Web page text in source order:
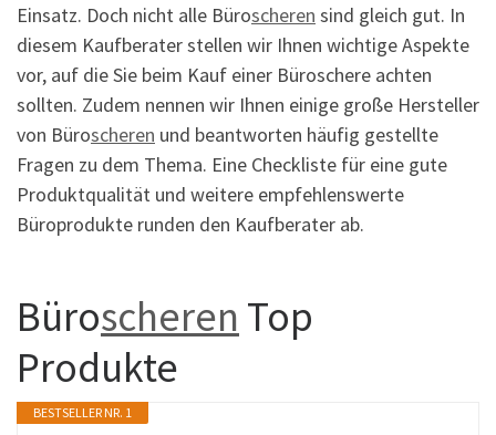
Einsatz. Doch nicht alle Büroscheren sind gleich gut. In
diesem Kaufberater stellen wir Ihnen wichtige Aspekte
vor, auf die Sie beim Kauf einer Büroschere achten
sollten. Zudem nennen wir Ihnen einige große Hersteller
von Büroscheren und beantworten häufig gestellte
Fragen zu dem Thema. Eine Checkliste für eine gute
Produktqualität und weitere empfehlenswerte
Büroprodukte runden den Kaufberater ab.
Büroscheren Top
Produkte
BESTSELLER NR. 1